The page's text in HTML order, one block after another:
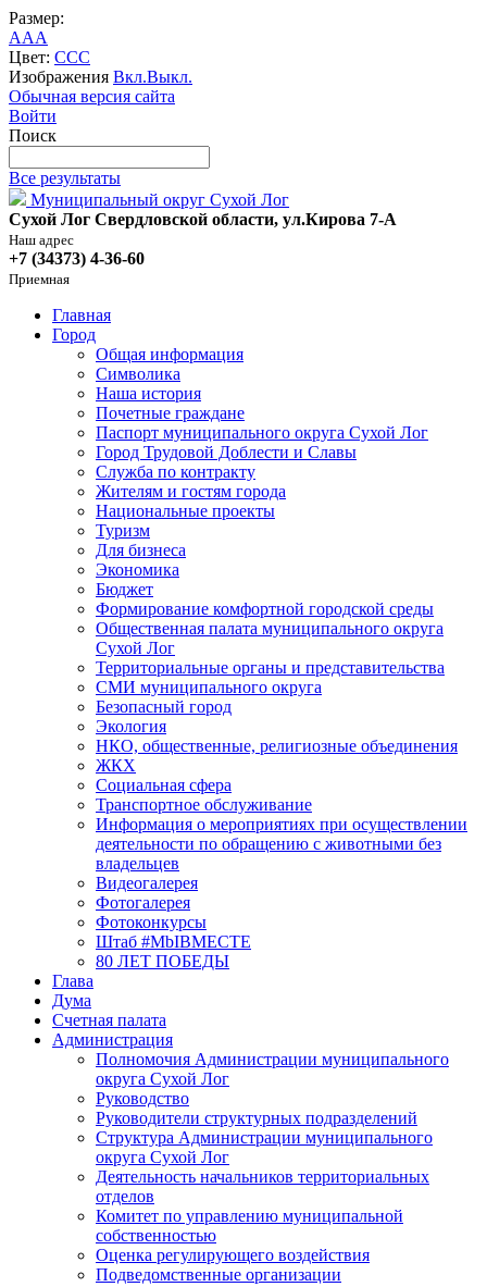
Размер:
AAA
Цвет: CCC
Изображения Вкл.Выкл.
Обычная версия сайта
Войти
Поиск
Все результаты
Муниципальный округ Сухой Лог
Сухой Лог Свердловской области, ул.Кирова 7-А
Наш адрес
+7 (34373) 4-36-60
Приемная
Главная
Город
Общая информация
Символика
Наша история
Почетные граждане
Паспорт муниципального округа Сухой Лог
Город Трудовой Доблести и Славы
Служба по контракту
Жителям и гостям города
Национальные проекты
Туризм
Для бизнеса
Экономика
Бюджет
Формирование комфортной городской среды
Общественная палата муниципального округа
Сухой Лог
Территориальные органы и представительства
СМИ муниципального округа
Безопасный город
Экология
НКО, общественные, религиозные объединения
ЖКХ
Социальная сфера
Транспортное обслуживание
Информация о мероприятиях при осуществлении
деятельности по обращению с животными без
владельцев
Видеогалерея
Фотогалерея
Фотоконкурсы
Штаб #MbIBMECTE
80 ЛЕТ ПОБЕДЫ
Глава
Дума
Счетная палата
Администрация
Полномочия Администрации муниципального
округа Сухой Лог
Руководство
Руководители структурных подразделений
Структура Администрации муниципального
округа Сухой Лог
Деятельность начальников территориальных
отделов
Комитет по управлению муниципальной
собственностью
Оценка регулирующего воздействия
Подведомственные организации